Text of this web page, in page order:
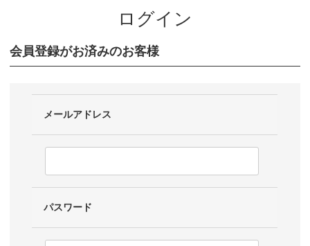
ログイン
会員登録がお済みのお客様
メールアドレス
パスワード